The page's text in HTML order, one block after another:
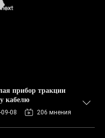
прибор тракции
кабелю
08 206 мнения